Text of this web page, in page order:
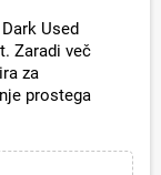
Used
Zaradi več
za
prostega